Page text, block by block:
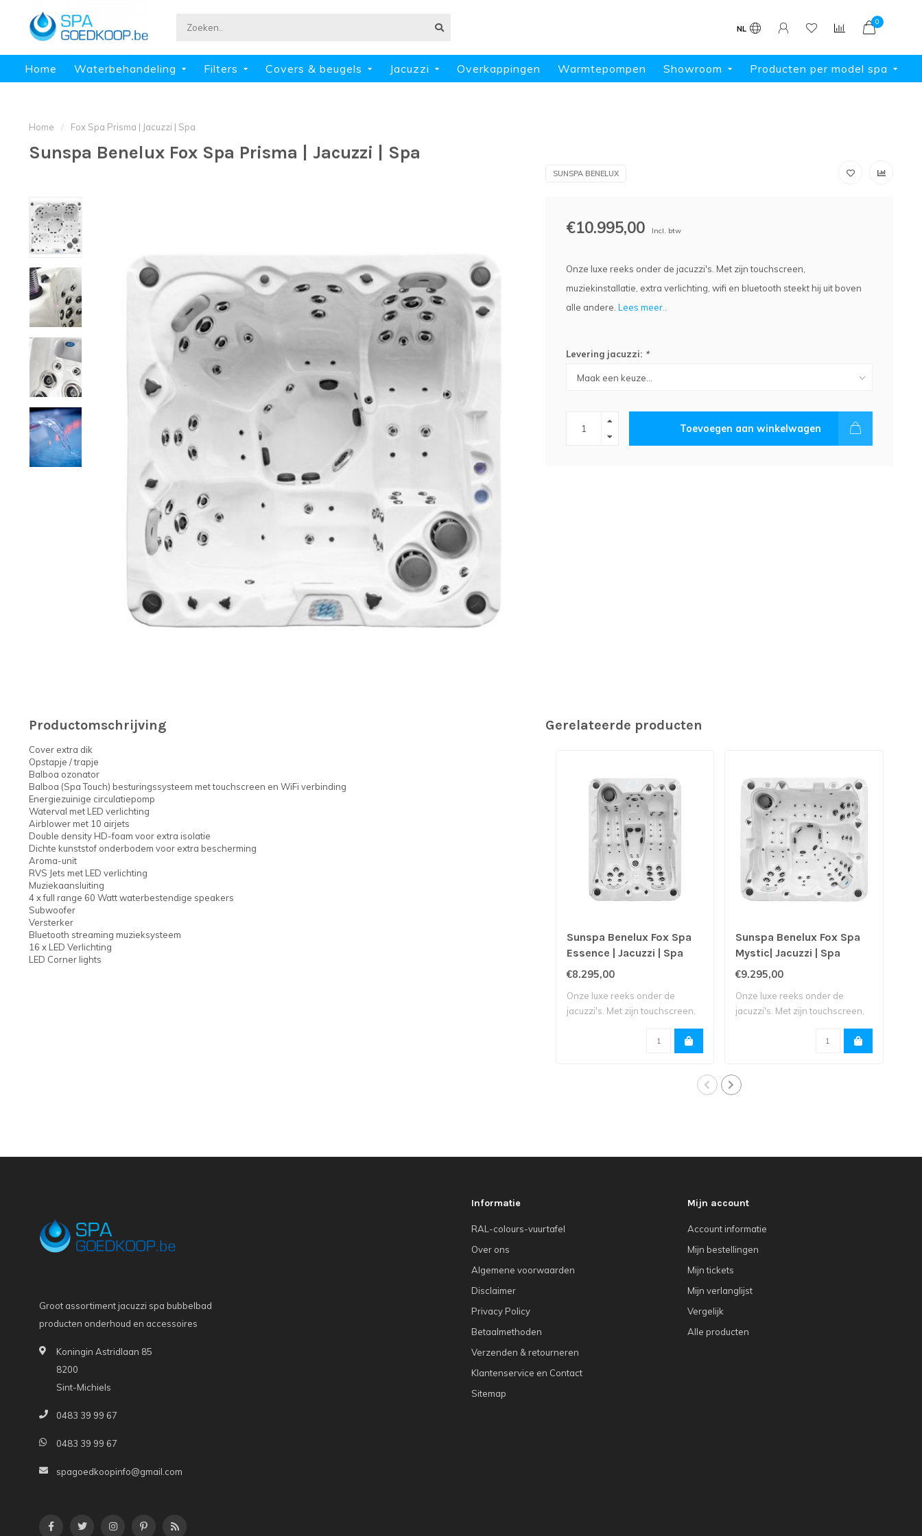
NL
0
Home Waterbehandeling Filters Covers & beugels Jacuzzi Overkappingen Warmtepompen Showroom Producten per model spa
Home / Fox Spa Prisma | Jacuzzi | Spa
Sunspa Benelux Fox Spa Prisma | Jacuzzi | Spa
SUNSPA BENELUX
€10.995,00 Incl. btw
Onze luxe reeks onder de jacuzzi's. Met zijn touchscreen,
muziekinstallatie, extra verlichting, wifi en bluetooth steekt hij uit boven
alle andere. Lees meer..
Levering jacuzzi: *
Toevoegen aan winkelwagen
Productomschrijving
Cover extra dik
Opstapje / trapje
Balboa ozonator
Balboa (Spa Touch) besturingssysteem met touchscreen en WiFi verbinding
Energiezuinige circulatiepomp
Waterval met LED verlichting
Airblower met 10 airjets
Double density HD-foam voor extra isolatie
Dichte kunststof onderbodem voor extra bescherming
Aroma-unit
RVS Jets met LED verlichting
Muziekaansluiting
4 x full range 60 Watt waterbestendige speakers
Subwoofer
Versterker
Bluetooth streaming muzieksysteem
16 x LED Verlichting
LED Corner lights
Gerelateerde producten
Sunspa Benelux Fox Spa
Essence | Jacuzzi | Spa
€8.295,00
Onze luxe reeks onder de
jacuzzi's. Met zijn touchscreen,
Sunspa Benelux Fox Spa
Mystic| Jacuzzi | Spa
€9.295,00
Onze luxe reeks onder de
jacuzzi's. Met zijn touchscreen,
Groot assortiment jacuzzi spa bubbelbad
producten onderhoud en accessoires
Koningin Astridlaan 85
8200
Sint-Michiels
0483 39 99 67
0483 39 99 67
spagoedkoopinfo@gmail.com
Informatie
RAL-colours-vuurtafel
Over ons
Algemene voorwaarden
Disclaimer
Privacy Policy
Betaalmethoden
Verzenden & retourneren
Klantenservice en Contact
Sitemap
Mijn account
Account informatie
Mijn bestellingen
Mijn tickets
Mijn verlanglijst
Vergelijk
Alle producten